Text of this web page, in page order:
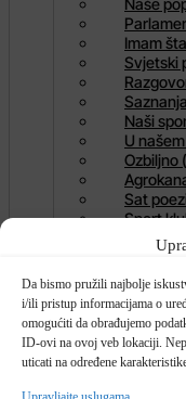
Da bismo pružili najbolje
i/ili pristup informacijama o
omogućiti da obrađujemo
ID-ovi na ovoj veb lokaciji.
uticati na određene
Naše
Imam
Svjetski
Saznanja
Naši
U
Ozbiljno
Sat
Sport
Brže
Mala
Izbori
NAJNOVIJE VIJESTI
IZDVOJENO ,VIJESTI